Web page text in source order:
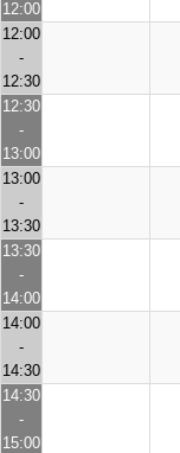
12:00
12:00
-
12:30
12:30
-
13:00
13:00
-
13:30
13:30
-
14:00
14:00
-
14:30
14:30
-
15:00